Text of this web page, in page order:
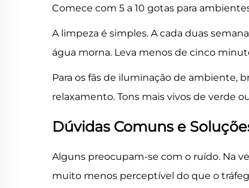
Comece com 5 a 10 gotas para
A limpeza é simples. A cada duas
água morna. Leva menos de cinco
Para os fãs de iluminação de ambiente,
relaxamento. Tons mais vivos de verde
Dúvidas Comuns e
Alguns preocupam-se com o ruído. Na
muito menos perceptível do que o